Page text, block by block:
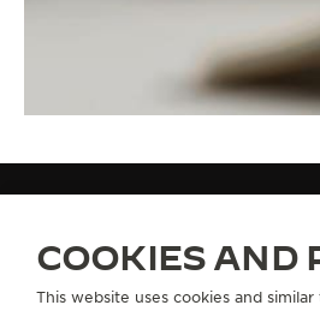
PULSEIRAS
COOKIES AND
This website uses cookies and